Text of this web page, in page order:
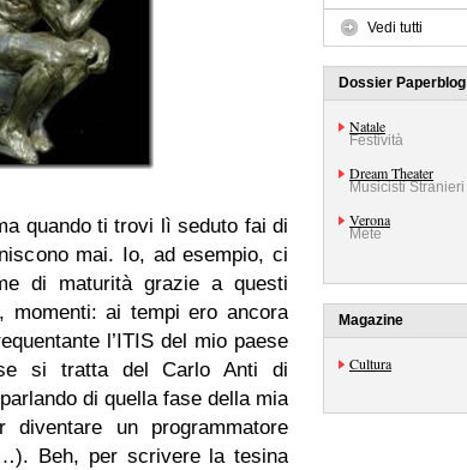
quando ti trovi lì seduto fai di
mai. Io, ad esempio, ci
di maturità grazie a questi
momenti: ai tempi ero ancora
l’ITIS del mio paese
si tratta del Carlo Anti di
di quella fase della mia
un programmatore
Beh, per scrivere la tesina
Vedi tutti
Dossier Paperblog
Natale
Festività
Dream Theater
Musicisti Stranieri
Verona
Mete
Magazine
Cultura